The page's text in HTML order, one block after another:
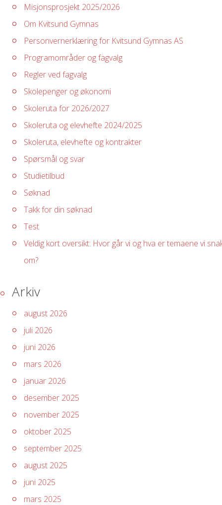
Misjonsprosjekt 2025/2026
Om Kvitsund Gymnas
Personvernerklæring for Kvitsund Gymnas AS
Programområder og fagvalg
Regler ved fagvalg
Skolepenger og økonomi
Skoleruta for 2026/2027
Skoleruta og elevhefte 2024/2025
Skoleruta, elevhefte og kontrakter
Spørsmål og svar
Studietilbud
Søknad
Takk for din søknad
Test
Veldig kort oversikt: Hvor går vi og hva er temaene vi
om?
Arkiv
august 2026
juli 2026
juni 2026
mars 2026
januar 2026
desember 2025
november 2025
oktober 2025
september 2025
august 2025
juni 2025
mars 2025